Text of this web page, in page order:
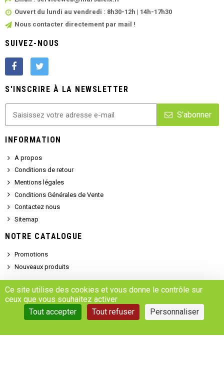
Ouvert du lundi au vendredi : 8h30-12h | 14h-17h30
Nous contacter directement par mail !
SUIVEZ-NOUS
S'INSCRIRE À LA NEWSLETTER
S'abonner
INFORMATION
A propos
Conditions de retour
Mentions légales
Conditions Générales de Vente
Contactez nous
Sitemap
NOTRE CATALOGUE
Promotions
Nouveaux produits
Demander un devis
Se connecter
Ce site utilise des cookies et vous donne le contrôle sur
ceux que vous souhaitez activer
Tout accepter
Tout refuser Personnaliser